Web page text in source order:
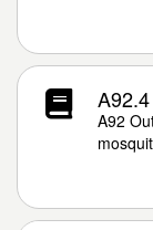
A92